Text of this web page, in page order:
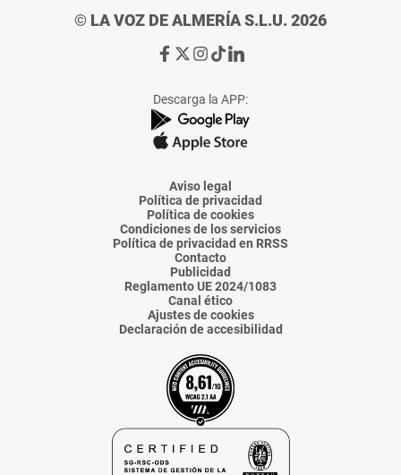
© LA VOZ DE ALMERÍA S.L.U. 2026
Ir
de
La
Voz
Almería
Ir
de
La
Voz
Almería
Ir
de
La
Voz
Almería
Ir
de
La
Voz
Almería
Ir
de
La
Voz
Descarga la APP:
Aviso legal
Política de privacidad
Política de cookies
Condiciones de los servicios
Política de privacidad en RRSS
Contacto
Publicidad
Reglamento UE 2024/1083
Canal ético
Ajustes de cookies
Declaración de accesibilidad